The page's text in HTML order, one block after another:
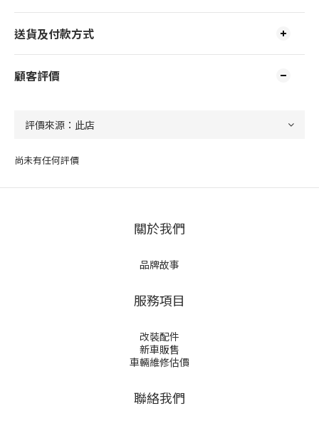
送貨及付款方式
顧客評價
尚未有任何評價
關於我們
品牌故事
服務項目
改裝配件
新車販售
車輛維修估價
聯絡我們